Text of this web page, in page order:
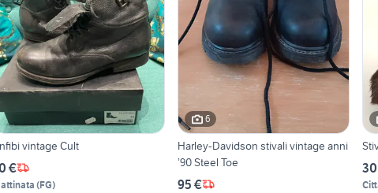
vintage Cult
€
(FG)
6
Harley-Davidson stivali vintage anni
’90 Steel Toe
95 €